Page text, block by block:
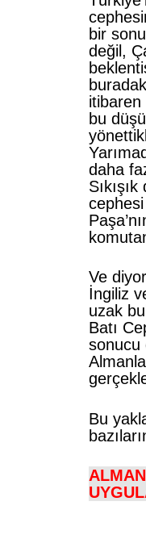
bir
değil,
itibaren
bu
daha
Ve
İngiliz
uzak
Batı
sonucu
Bu